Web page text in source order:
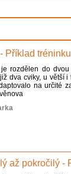
Příklad tréninku
rozdělen do
dva cviky, u větší
na určité
až pokročilý -